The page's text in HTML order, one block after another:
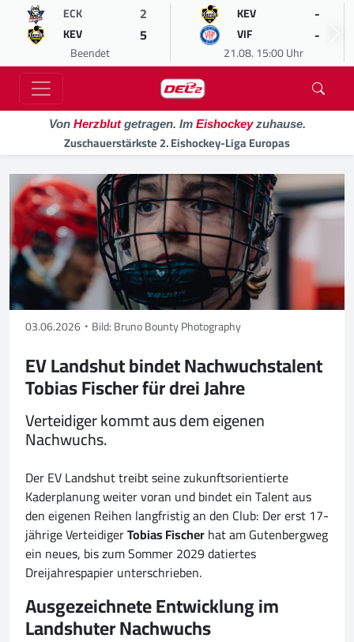
ECK 2
KEV 5
Beendet
KEV -
VIF -
21.08. 15:00 Uhr
Von Herzblutgetragen. Im Eishockeyzuhause.
Zuschauerstärkste 2. Eishockey-Liga Europas
03.06.2026 Bild: Bruno Bounty Photography
EV Landshut bindet Nachwuchstalent
Tobias Fischer für drei Jahre
Verteidiger kommt aus dem eigenen
Nachwuchs.
Der EV Landshut treibt seine zukunftsorientierte
Kaderplanung weiter voran und bindet ein Talent aus
den eigenen Reihen langfristig an den Club: Der erst 17-
jährige VerteidigerTobias Fischerhat am Gutenbergweg
ein neues, bis zum Sommer 2029 datiertes
Dreijahrespapier unterschrieben.
Ausgezeichnete Entwicklung im
Landshuter Nachwuchs